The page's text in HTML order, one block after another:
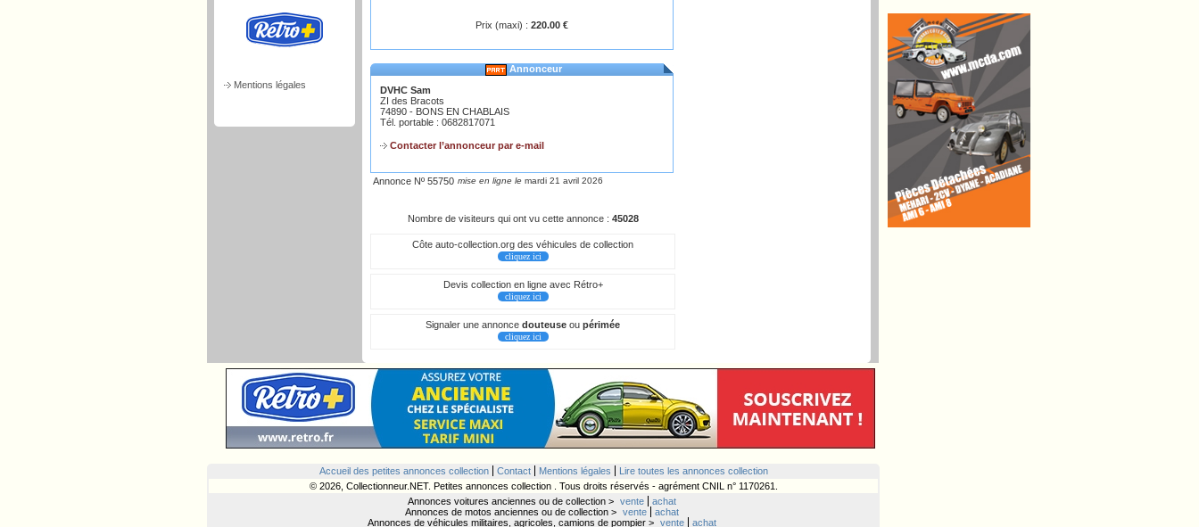
Mentions légales
Prix (maxi) : 220.00 €
Annonceur
DVHC Sam
ZI des Bracots
74890 - BONS EN CHABLAIS
Tél. portable : 0682817071
Contacter l’annonceur par e-mail
Annonce Nº 55750 mise en ligne le mardi 21 avril 2026
Nombre de visiteurs qui ont vu cette annonce : 45028
Côte auto-collection.org des véhicules de collection
cliquez ici
Devis collection en ligne avec Rétro+
cliquez ici
Signaler une annonce douteuse ou périmée
cliquez ici
Accueil des petites annonces collection Contact Mentions légales
Lire toutes les annonces collection
© 2026, Collectionneur.NET. Petites annonces collection . Tous droits réservés - agrément CNIL n° 1170261.
Annonces voitures anciennes ou de collection > vente
achat
Annonces de motos anciennes ou de collection > vente
achat
Annonces de véhicules militaires, agricoles, camions de pompier > vente achat